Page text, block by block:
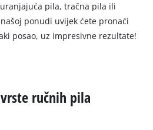
pila, tračna pila ili
ponudi uvijek ćete pronaći
posao, uz impresivne rezultate!
ručnih pila